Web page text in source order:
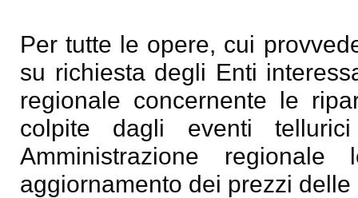
Per tutte le opere, cui
su richiesta degli Enti
regionale concernente le
colpite dagli eventi
Amministrazione
aggiornamento dei prezzi